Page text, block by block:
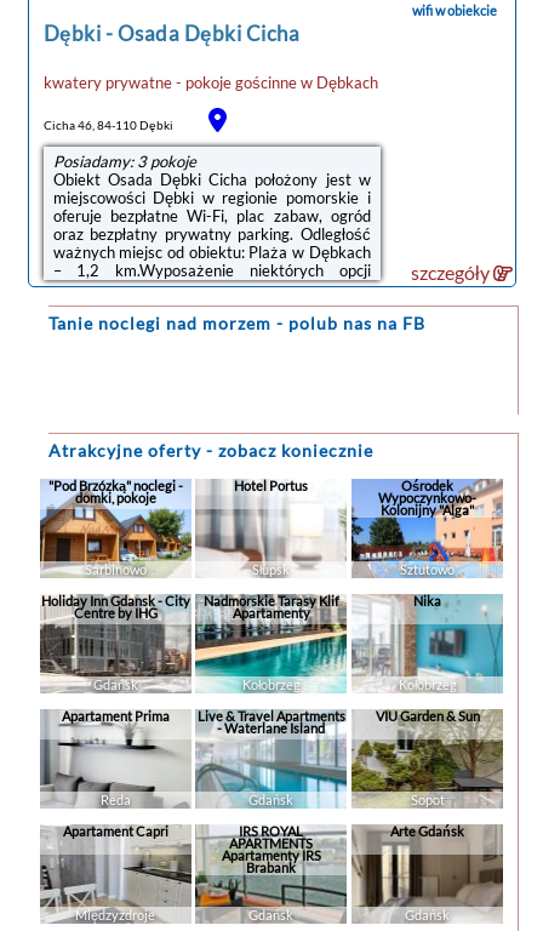
Dębki-Osada Dębki Cicha
kwatery prywatne - pokoje gościnnew Dębkach
Cicha 46, 84-110 Dębki
Posiadamy: 3 pokoje
Obiekt Osada Dębki Cicha położony jest w
miejscowości Dębki w regionie pomorskie i
oferuje bezpłatne Wi-Fi, plac zabaw, ogród
oraz bezpłatny prywatny parking. Odległość
ważnych miejsc od obiektu: Plaża w Dębkach
– 1,2 km.Wyposażenie niektórych opcji
zakwaterowania obejmuje klimatyzację,
telewizor z płaskim ekranem oraz pralkę. W
niektórych opcjach znajduje się też kuchnia z
wifi w obiekcie
szczegóły
Tanie noclegi nad morzem - polub nas na FB
Atrakcyjne oferty - zobacz koniecznie
"Pod Brzózką" noclegi -
domki, pokoje
Sarbinowo
Hotel Portus
Słupsk
Ośrodek
Wypoczynkowo-
Kolonijny "Alga"
Sztutowo
Holiday Inn Gdansk - City
Centre by IHG
Gdańsk
Nadmorskie Tarasy Klif
Apartamenty
Kołobrzeg
Nika
Kołobrzeg
Apartament Prima
Reda
Live & Travel Apartments
- Waterlane Island
Gdańsk
VIU Garden & Sun
Sopot
Apartament Capri
Międzyzdroje
IRS ROYAL
APARTMENTS
Apartamenty IRS
Brabank
Gdańsk
Arte Gdańsk
Gdańsk